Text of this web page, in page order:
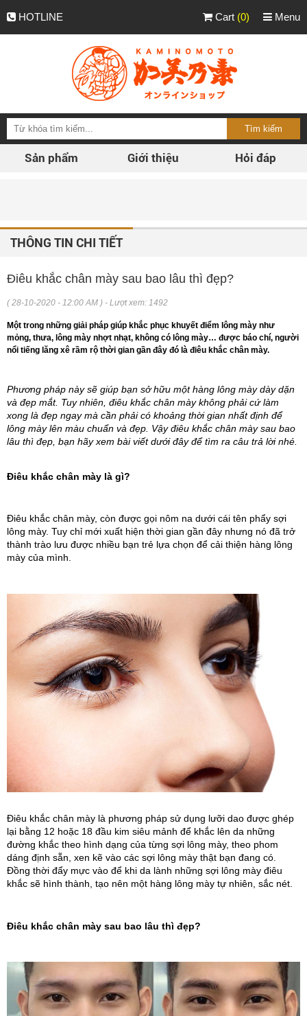
HOTLINE Menu
Cart (0)
Sản phẩm Giới thiệu Hỏi đáp
THÔNG TIN CHI TIẾT
Điêu khắc chân mày sau bao lâu thì đẹp?
( 28-10-2020 - 12:00 AM ) - Lượt xem: 1492
Một trong những giải pháp giúp khắc phục khuyết điểm lông mày như
mỏng, thưa, lông mày nhợt nhạt, không có lông mày… được báo chí, người
nổi tiếng lăng xê rầm rộ thời gian gần đây đó là điêu khắc chân mày.
Phương pháp này sẽ giúp bạn sở hữu một hàng lông mày dày dặn
và đẹp mắt. Tuy nhiên, điêu khắc chân mày không phải cứ làm
xong là đẹp ngay mà cần phải có khoảng thời gian nhất định để
lông mày lên màu chuẩn và đẹp. Vậy điêu khắc chân mày sau bao
lâu thì đẹp, bạn hãy xem bài viết dưới đây để tìm ra câu trả lời nhé.
Điêu khắc chân mày là gì?
Điêu khắc chân mày, còn được gọi nôm na dưới cái tên phẩy sợi
lông mày. Tuy chỉ mới xuất hiện thời gian gần đây nhưng nó đã trở
thành trào lưu được nhiều bạn trẻ lựa chọn để cải thiện hàng lông
mày của mình.
Điêu khắc chân mày là phương pháp sử dụng lưỡi dao được ghép
lại bằng 12 hoặc 18 đầu kim siêu mảnh để khắc lên da những
đường khắc theo hình dạng của từng sợi lông mày, theo phom
dáng định sẵn, xen kẽ vào các sợi lông mày thật bạn đang có.
Đồng thời đẩy mực vào để khi da lành những sợi lông mày điêu
khắc sẽ hình thành, tạo nên một hàng lông mày tự nhiên, sắc nét.
Điêu khắc chân mày sau bao lâu thì đẹp?